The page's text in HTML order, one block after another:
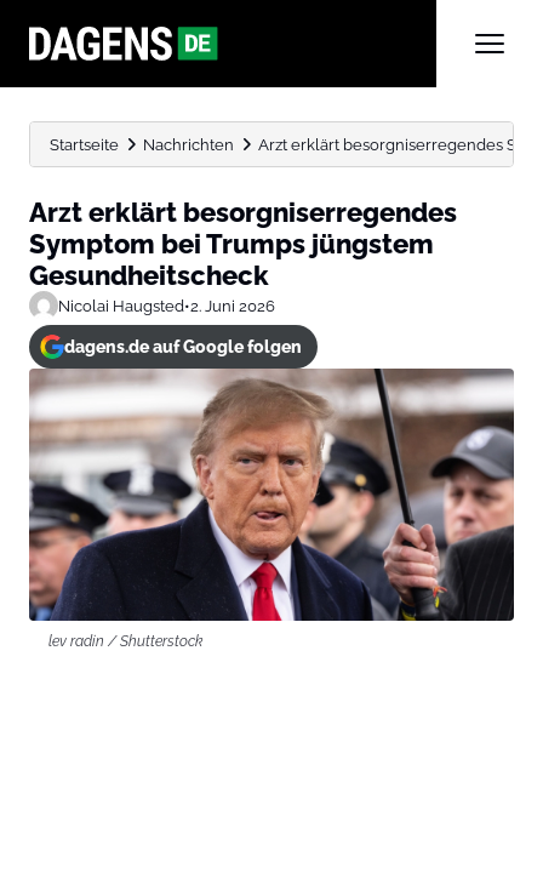
Startseite Nachrichten Arzt erklärt besorgniserregendes
Arzt erklärt besorgniserregendes
Symptom bei Trumps jüngstem
Gesundheitscheck
Nicolai Haugsted•2. Juni 2026
dagens.de auf Google folgen
lev radin / Shutterstock